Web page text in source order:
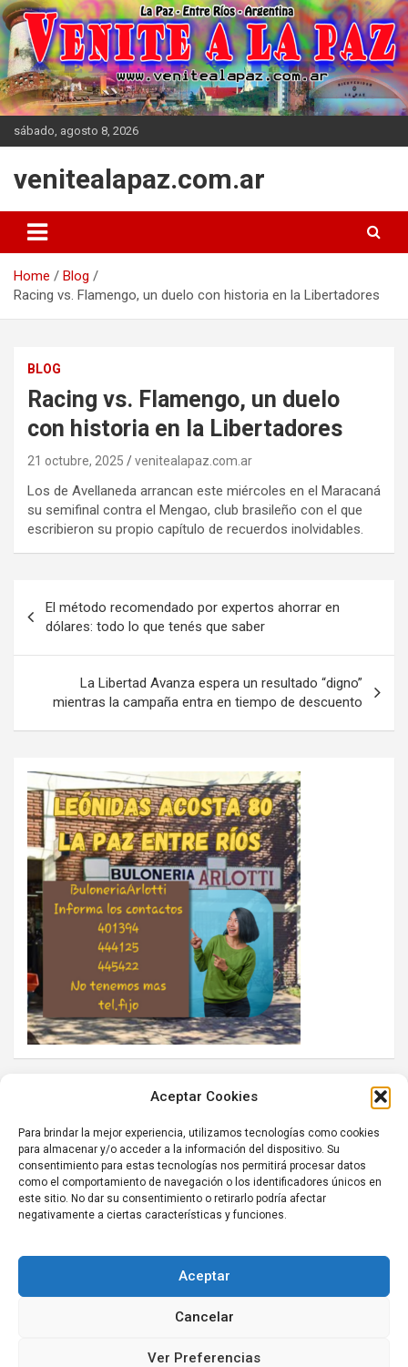
Aceptar Cookies
Para brindar la mejor experiencia, utilizamos tecnologías como cookies
para almacenar y/o acceder a la información del dispositivo. Su
consentimiento para estas tecnologías nos permitirá procesar datos
como el comportamiento de navegación o los identificadores únicos en
este sitio. No dar su consentimiento o retirarlo podría afectar
negativamente a ciertas características y funciones.
Aceptar
Cancelar
Ver Preferencias
Skip
to
content
sábado, agosto 8, 2026
venitealapaz.com.ar
Home
Blog
Racing vs. Flamengo, un duelo con historia en la Libertadores
BLOG
Racing vs. Flamengo, un duelo
con historia en la Libertadores
21 octubre, 2025 venitealapaz.com.ar
Los de Avellaneda arrancan este miércoles en el Maracaná
su semifinal contra el Mengao, club brasileño con el que
escribieron su propio capítulo de recuerdos inolvidables.
de
entradas
El método recomendado por expertos ahorrar en
dólares: todo lo que tenés que saber
La Libertad Avanza espera un resultado “digno”
mientras la campaña entra en tiempo de descuento